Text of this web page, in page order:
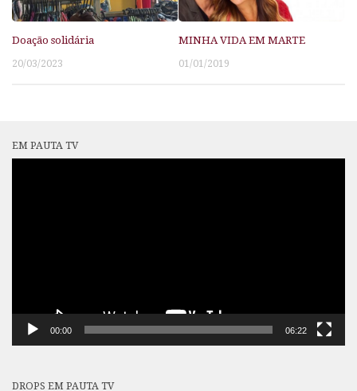
Doação solidária
20/03/2023
MINHA VIDA EM MARTE
01/01/2019
EM PAUTA TV
00:00 06:22
DROPS EM PAUTA TV